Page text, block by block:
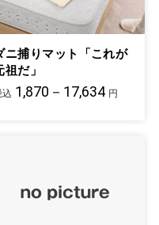
ニ捕りマット「これが
祖だ」
込 1,870－17,634 円